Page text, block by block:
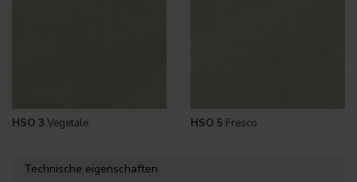
HSO 3 Vegetale HSO 5 Fresco
Technische eigenschaften